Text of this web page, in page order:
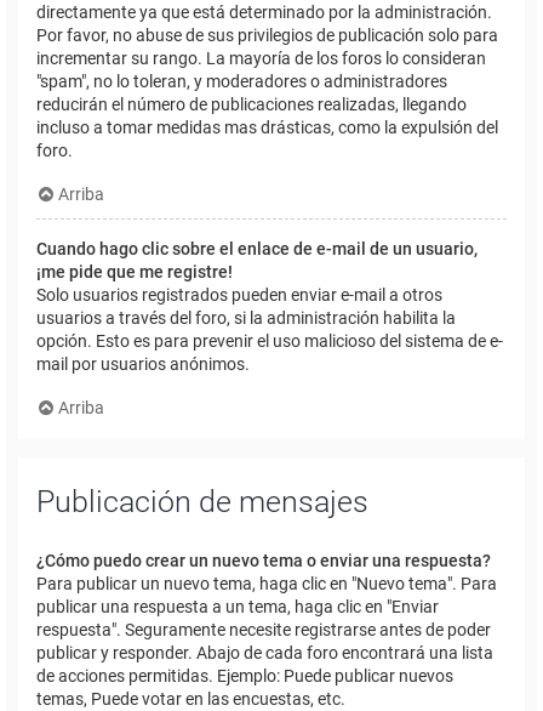
directamente ya que está determinado por la administración.
Por favor, no abuse de sus privilegios de publicación solo para
incrementar su rango. La mayoría de los foros lo consideran
"spam", no lo toleran, y moderadores o administradores
reducirán el número de publicaciones realizadas, llegando
incluso a tomar medidas mas drásticas, como la expulsión del
foro.
Arriba
Cuando hago clic sobre el enlace de e-mail de un usuario,
¡me pide que me registre!
Solo usuarios registrados pueden enviar e-mail a otros
usuarios a través del foro, si la administración habilita la
opción. Esto es para prevenir el uso malicioso del sistema de e-
mail por usuarios anónimos.
Arriba
Publicación de mensajes
¿Cómo puedo crear un nuevo tema o enviar una respuesta?
Para publicar un nuevo tema, haga clic en "Nuevo tema". Para
publicar una respuesta a un tema, haga clic en "Enviar
respuesta". Seguramente necesite registrarse antes de poder
publicar y responder. Abajo de cada foro encontrará una lista
de acciones permitidas. Ejemplo: Puede publicar nuevos
temas, Puede votar en las encuestas, etc.